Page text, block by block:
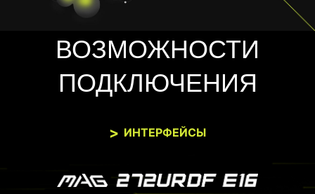
ВОЗМОЖНОСТИ
ПОДКЛЮЧЕНИЯ
ИНТЕРФЕЙСЫ